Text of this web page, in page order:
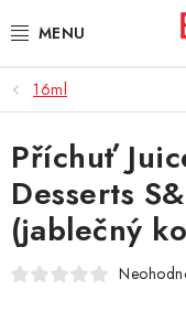
na
3D TISK
TIPY ZA DOBROU
AROMATA A
BÁZE
16ml
Příchuť
Desserts
(jablečný